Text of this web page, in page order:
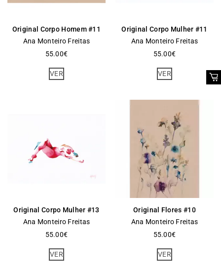
Original Corpo Homem #11
Ana Monteiro Freitas
55.00€
VER
Original Corpo Mulher #11
Ana Monteiro Freitas
55.00€
VER
Original Corpo Mulher #13
Ana Monteiro Freitas
55.00€
VER
Original Flores #10
Ana Monteiro Freitas
55.00€
VER